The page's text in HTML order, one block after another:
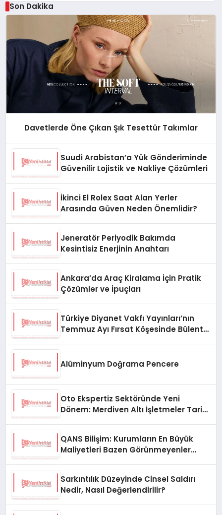
Son Dakika
Davetlerde Öne Çıkan Şık Tesettür Takımlar
Suudi Arabistan’a Yük Gönderiminde
Güvenilir Lojistik ve Nakliye Çözümleri
İkinci El Rolex Saat Alan Yerler
Arasında Güven Neden Önemlidir?
Jeneratör Periyodik Bakımda
Kesintisiz Enerjinin Anahtarı
Ankara’da Araç Kiralama İçin Pratik
Çözümler ve İpuçları
Türkiye Diyanet Vakfı Yayınları’nın
Temmuz Ayı Fırsat Köşesinde Bülent
Alüminyum Doğrama Pencere
Oto Ekspertiz Sektöründe Yeni
Dönem: Merdiven Altı İşletmeler Tarih
QANS Bilişim: Kurumların En Büyük
Maliyetleri Bazen Görünmeyenler
Sarkıntılık Düzeyinde Cinsel Saldırı
Nedir, Nasıl Değerlendirilir?